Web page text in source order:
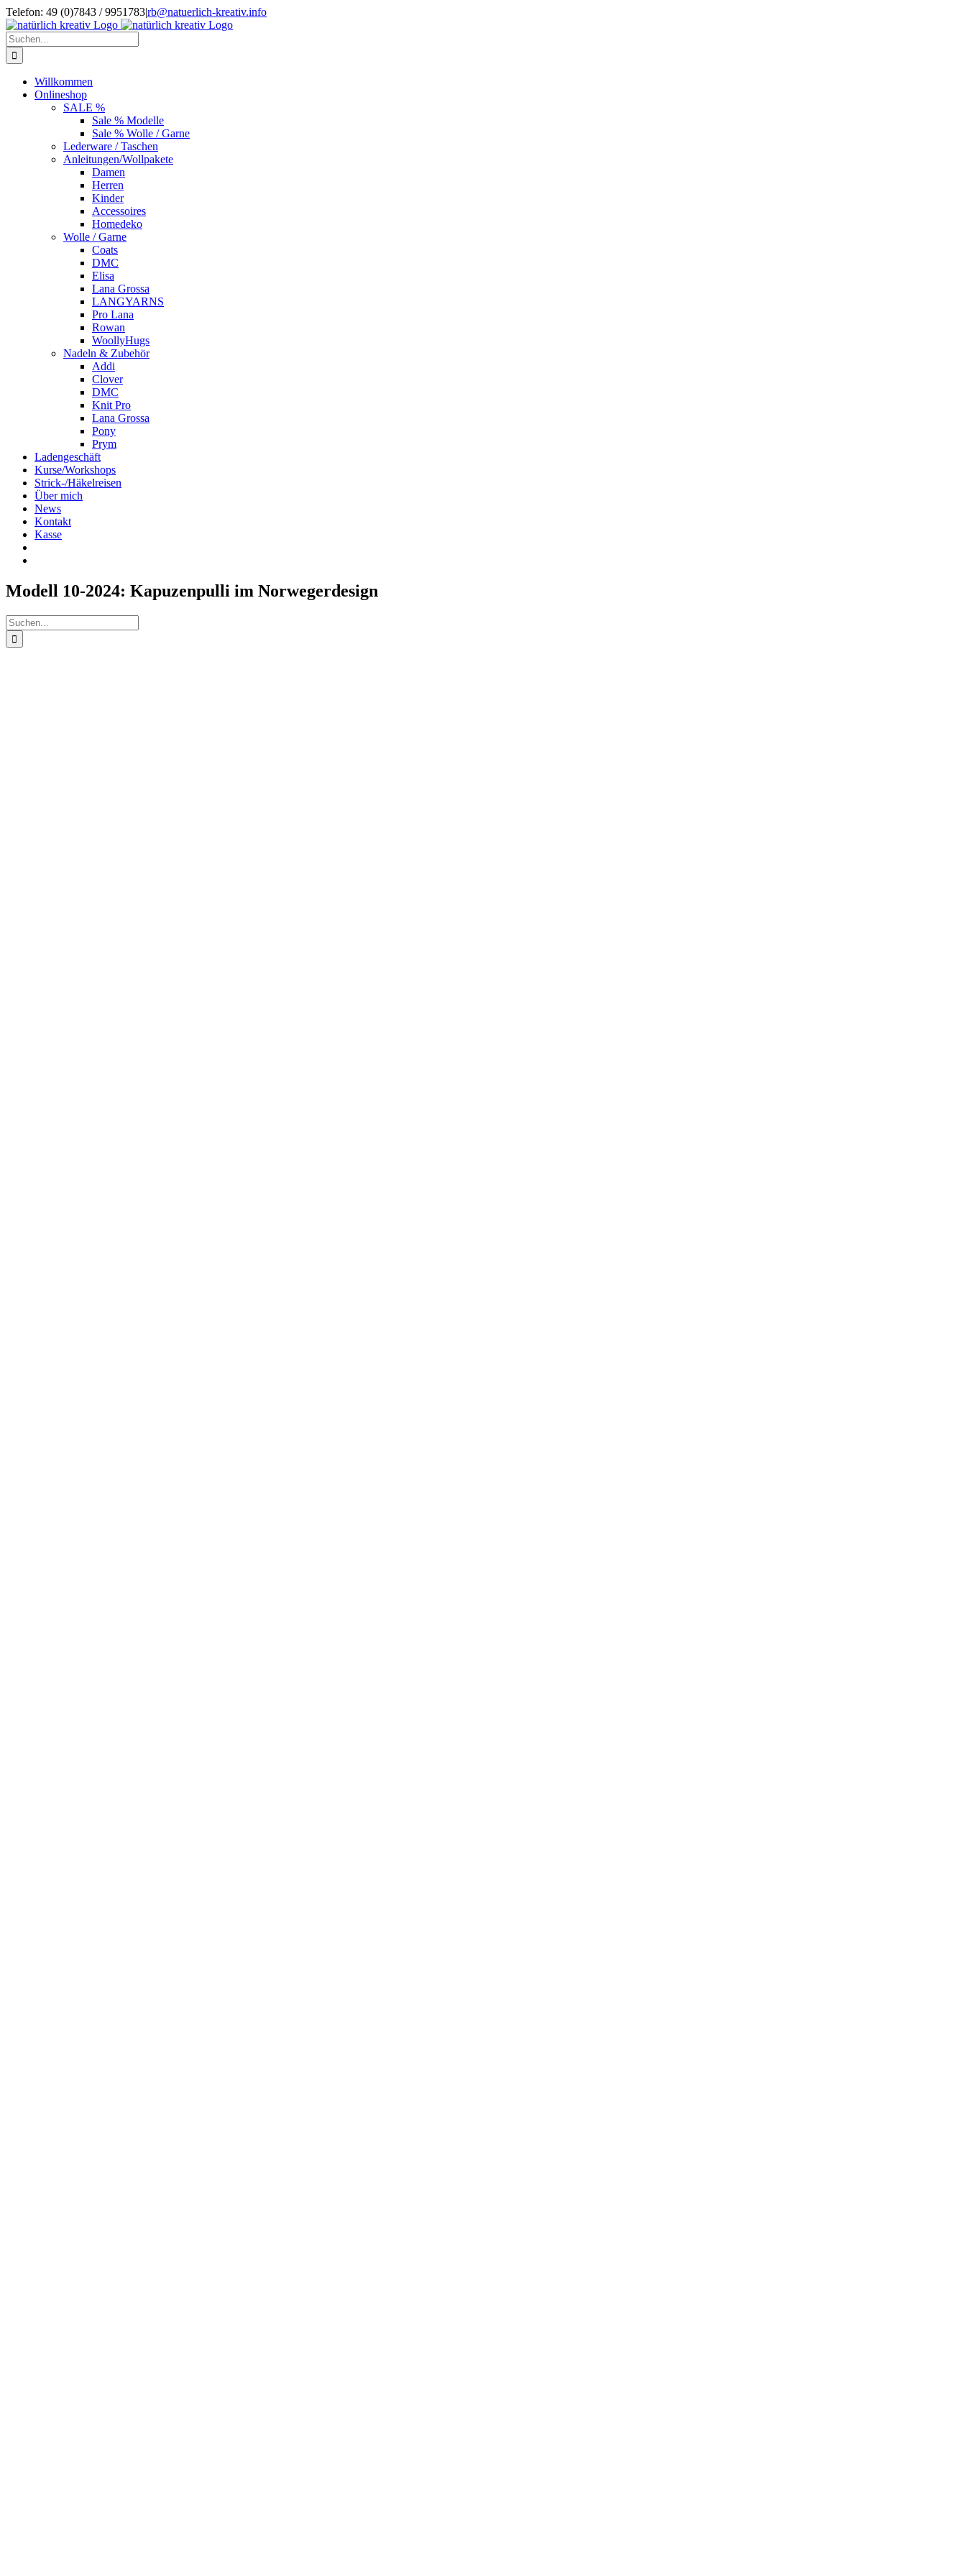
Zum
Inhalt
springen
Telefon: 49 (0)7843 / 9951783|rb@natuerlich-kreativ.info
Suche
nach:
Willkommen
Onlineshop
SALE %
Sale % Modelle
Sale % Wolle / Garne
Lederware / Taschen
Anleitungen/Wollpakete
Damen
Herren
Kinder
Accessoires
Homedeko
Wolle / Garne
Coats
DMC
Elisa
Lana Grossa
LANGYARNS
Pro Lana
Rowan
WoollyHugs
Nadeln & Zubehör
Addi
Clover
DMC
Knit Pro
Lana Grossa
Pony
Prym
Ladengeschäft
Kurse/Workshops
Strick-/Häkelreisen
Über mich
News
Kontakt
Kasse
Modell 10-2024: Kapuzenpulli im Norwegerdesign
Suche
nach: